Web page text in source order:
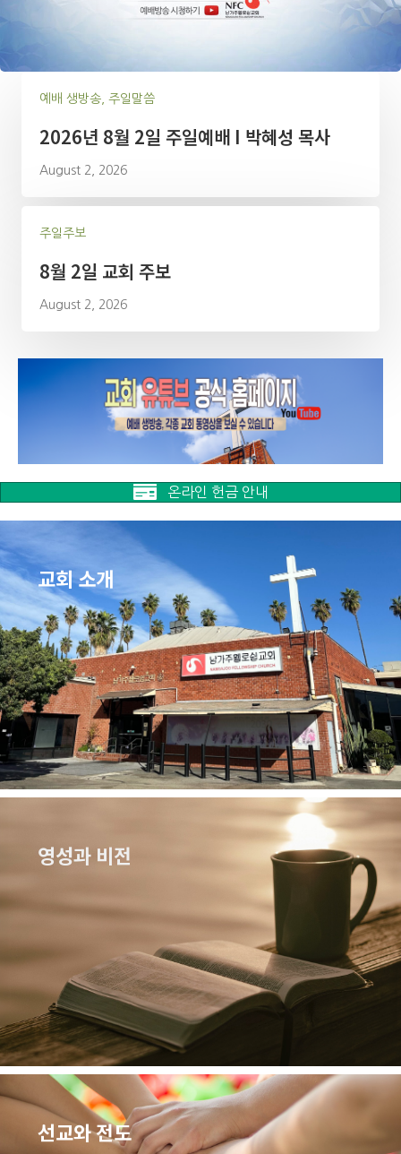
예배 생방송, 주일말씀
2026년 8월 2일 주일예배 I 박혜성 목사
August 2, 2026
주일주보
8월 2일 교회 주보
August 2, 2026
온라인 헌금 안내
교회 소개
영성과 비전
선교와 전도